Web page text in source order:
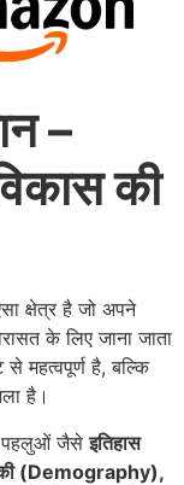
–
की
क्षेत्र है जो अपने
के लिए जाना जाता
महत्वपूर्ण है, बल्कि
है।
पहलुओं जैसेइतिहास
(Demography),